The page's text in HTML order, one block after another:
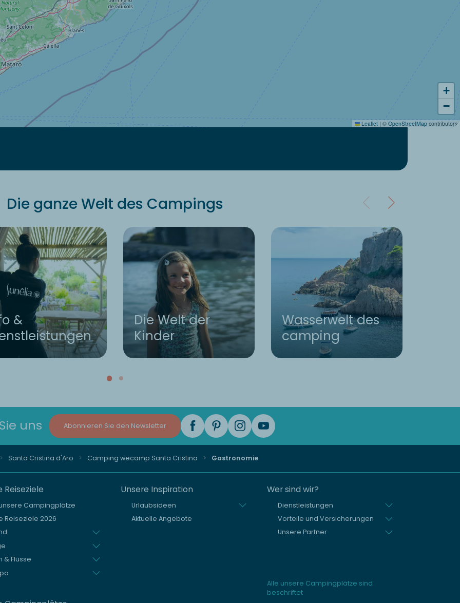
+
−
Leaflet | © OpenStreetMap contributors
Die ganze Welt des Campings
&
Die Welt der
Kinder
Wasserwelt des
camping
uns Abonnieren Sie den Newsletter
Santa Cristina d'Aro Camping wecamp Santa Cristina Gastronomie
Reiseziele
Campingplätze
Reiseziele 2026
& Flüsse
Unsere Inspiration
Urlaubsideen
Aktuelle Angebote
Wer sind wir?
Dienstleistungen
Vorteile und Versicherungen
Unsere Partner
Alle unsere Campingplätze sind
beschriftet